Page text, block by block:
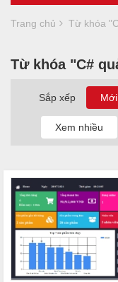
Trang chủ Từ khóa
Từ khóa "C#
Sắp xếp